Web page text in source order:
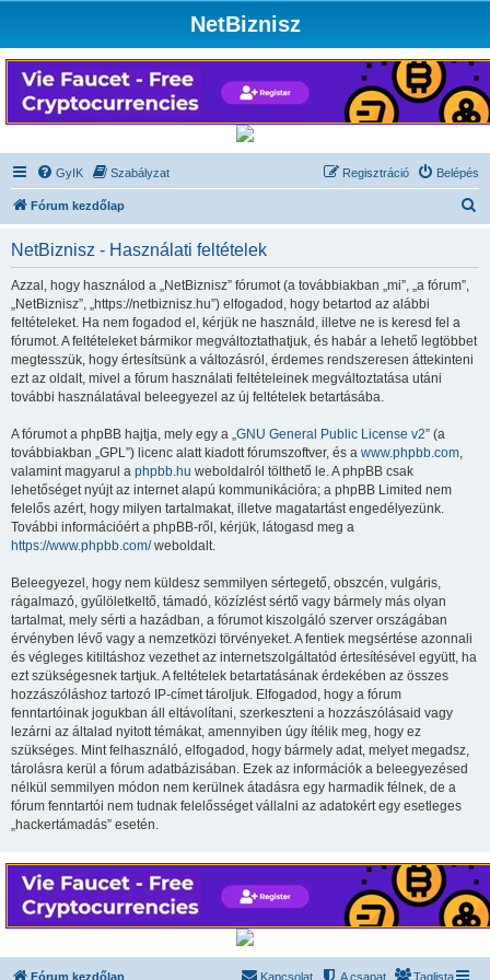
NetBiznisz
GyIK Szabályzat Belépés
Regisztráció
Fórum kezdőlap
NetBiznisz - Használati feltételek
Azzal, hogy használod a „NetBiznisz” fórumot (a továbbiakban „mi”, „a fórum”,
„NetBiznisz”, „https://netbiznisz.hu”) elfogadod, hogy betartod az alábbi
feltételeket. Ha nem fogadod el, kérjük ne használd, illetve ne is keresd fel a
fórumot. A feltételeket bármikor megváltoztathatjuk, és habár a lehető legtöbbet
megtesszük, hogy értesítsünk a változásról, érdemes rendszeresen áttekinteni
ezt az oldalt, mivel a fórum használati feltételeinek megváltoztatása utáni
további használatával beleegyezel az új feltételek betartásába.
A fórumot a phpBB hajtja, mely egy a „GNU General Public License v2” (a
továbbiakban „GPL”) licenc alatt kiadott fórumszoftver, és a www.phpbb.com,
valamint magyarul a phpbb.hu weboldalról tölthető le. A phpBB csak
lehetőséget nyújt az internet alapú kommunikációra; a phpBB Limited nem
felelős azért, hogy milyen tartalmakat, illetve magatartást engedélyezünk.
További információért a phpBB-ről, kérjük, látogasd meg a
https://www.phpbb.com/weboldalt.
Beleegyezel, hogy nem küldesz semmilyen sértegető, obszcén, vulgáris,
rágalmazó, gyűlöletkeltő, támadó, közízlést sértő vagy bármely más olyan
tartalmat, mely sérti a hazádban, a fórumot kiszolgáló szerver országában
érvényben lévő vagy a nemzetközi törvényeket. A fentiek megsértése azonnali
és végleges kitiltáshoz vezethet az internetszolgáltatód értesítésével együtt, ha
ezt szükségesnek tartjuk. A feltételek betartatásának érdekében az összes
hozzászóláshoz tartozó IP-címet tároljuk. Elfogadod, hogy a fórum
fenntartóinak jogukban áll eltávolítani, szerkeszteni a hozzászólásaid vagy
lezárni az általad nyitott témákat, amennyiben úgy ítélik meg, hogy ez
szükséges. Mint felhasználó, elfogadod, hogy bármely adat, melyet megadsz,
tárolásra kerül a fórum adatbázisában. Ezek az információk a beleegyezésed
nélkül semmilyen módon nem kerülnek átadásra egy harmadik félnek, de a
fórum fenntartói nem tudnak felelősséget vállalni az adatokért egy esetleges
„hackertámadás” esetén.
Fórum kezdőlap Taglista
A csapat
Kapcsolat